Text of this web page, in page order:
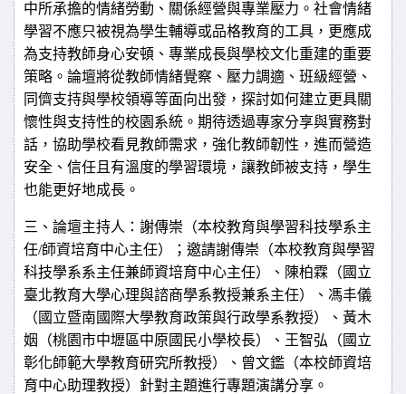
中所承擔的情緒勞動、關係經營與專業壓力。社會情緒
學習不應只被視為學生輔導或品格教育的工具，更應成
為支持教師身心安頓、專業成長與學校文化重建的重要
策略。論壇將從教師情緒覺察、壓力調適、班級經營、
同儕支持與學校領導等面向出發，探討如何建立更具關
懷性與支持性的校園系統。期待透過專家分享與實務對
話，協助學校看見教師需求，強化教師韌性，進而營造
安全、信任且有溫度的學習環境，讓教師被支持，學生
也能更好地成長。
三、論壇主持人：謝傳崇（本校教育與學習科技學系主
任/師資培育中心主任）；邀請謝傳崇（本校教育與學習
科技學系系主任兼師資培育中心主任）、陳柏霖（國立
臺北教育大學心理與諮商學系教授兼系主任）、馮丰儀
（國立暨南國際大學教育政策與行政學系教授）、黃木
姻（桃園市中壢區中原國民小學校長）、王智弘（國立
彰化師範大學教育研究所教授）、曾文鑑（本校師資培
育中心助理教授）針對主題進行專題演講分享。